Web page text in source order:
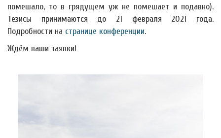
помешало, то в грядущем уж не помешает и подавно).
Тезисы принимаются до 21 февраля 2021 года.
Подробности на странице конференции.
Ждём ваши заявки!